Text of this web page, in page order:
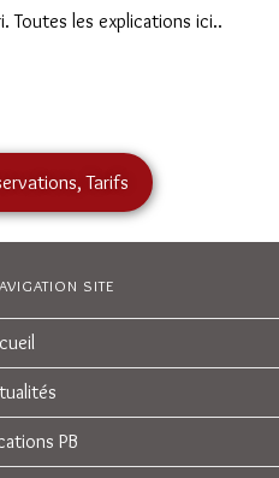
Toutes les explications ici..
Tarifs
SITE
PB